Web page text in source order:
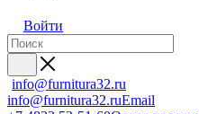
Войти
info@furnitura32.ru
info@furnitura32.ruEmail